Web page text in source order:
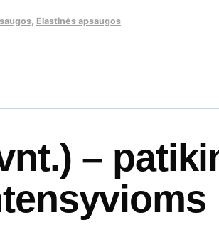
, Elastinės apsaugos
–